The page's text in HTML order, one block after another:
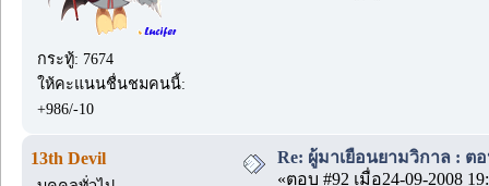
กระทู้: 7674
ให้คะแนนชื่นชมคนนี้:
+986/-10
13th Devil
Re: ผู้มาเยือนยามวิกาล : ต
«ตอบ #92 เมื่อ24-09-2008